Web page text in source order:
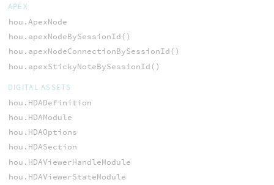
APEX
hou.ApexNode
hou.apexNodeBySessionId()
hou.apexNodeConnectionBySessionId()
hou.apexStickyNoteBySessionId()
DIGITAL ASSETS
hou.HDADefinition
hou.HDAModule
hou.HDAOptions
hou.HDASection
hou.HDAViewerHandleModule
hou.HDAViewerStateModule